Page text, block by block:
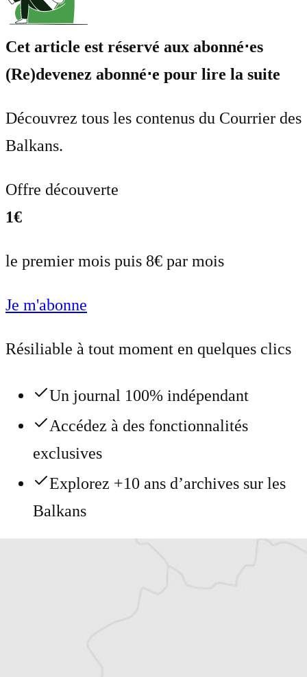
Cet article est réservé aux abonné⋅es
(Re)devenez abonné⋅e pour lire la suite
Découvrez tous les contenus du Courrier des
Balkans.
Offre découverte
1€
le premier mois puis 8€ par mois
Je m'abonne
Résiliable à tout moment en quelques clics
Un journal 100% indépendant
Accédez à des fonctionnalités
exclusives
Explorez +10 ans d’archives sur les
Balkans